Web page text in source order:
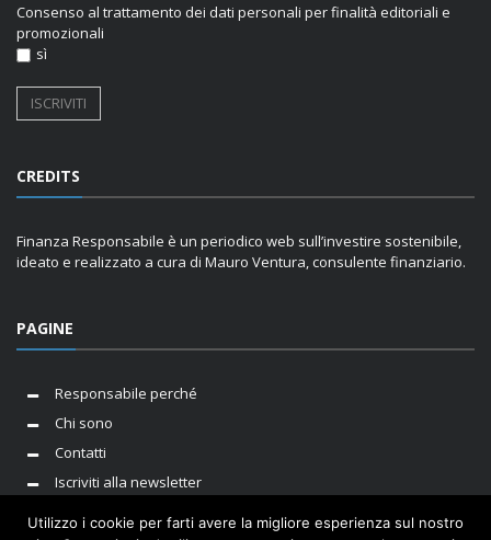
Consenso al trattamento dei dati personali per finalità editoriali e
promozionali
sì
CREDITS
Finanza Responsabile è un periodico web sull’investire sostenibile,
ideato e realizzato a cura di Mauro Ventura, consulente finanziario.
PAGINE
Responsabile perché
Chi sono
Contatti
Iscriviti alla newsletter
Utilizzo i cookie per farti avere la migliore esperienza sul nostro